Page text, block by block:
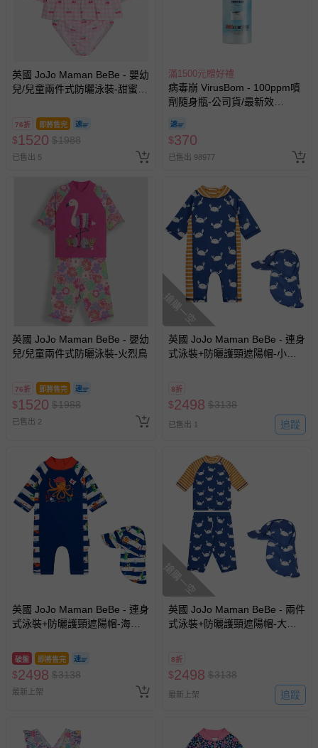
英國 JoJo Maman BeBe - 嬰幼
兒/兒童兩件式防曬泳裝-甜蜜櫻
76折 即將售完
$1520 $1988
已售出 5
滿1500元贈好禮
病毒崩 VirusBom - 100ppm噴
劑隨身瓶-公司貨/最新效
$370
已售出 98977
英國 JoJo Maman BeBe - 嬰幼
兒/兒童兩件式防曬泳裝-火烈鳥
76折 即將售完
$1520 $1988
已售出 2
搶購一空
英國 JoJo Maman BeBe - 連身
式泳裝+防曬護頸遮陽帽-小白
8折
$2498 $3138
已售出 1 追蹤
英國 JoJo Maman BeBe - 連身
式泳裝+防曬護頸遮陽帽-海盜
_JJL2753
破盤 即將售完
$2498 $3138
最新上架
搶購一空
英國 JoJo Maman BeBe - 兩件
式泳裝+防曬護頸遮陽帽-大白
8折
$2498 $3138
最新上架 追蹤